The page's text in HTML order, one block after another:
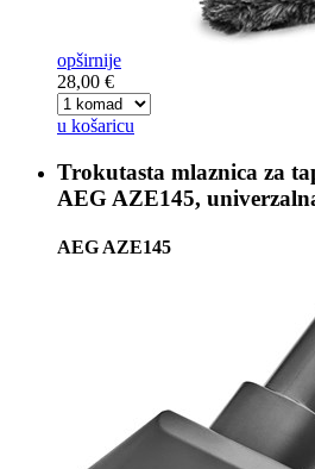
opširnije
28,00 €
u košaricu
Trokutasta mlaznica za
AEG AZE145,
AEG AZE145